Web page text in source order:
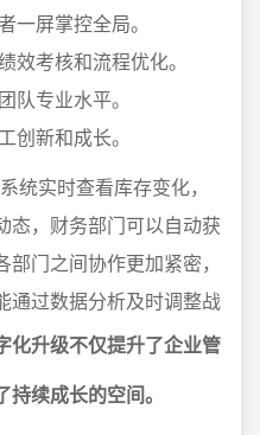
一屏掌控全局。
效考核和流程优化。
队专业水平。
创新和成长。
统实时查看库存变化，
态，财务部门可以自动获
门之间协作更加紧密，
通过数据分析及时调整战
化升级不仅提升了企业管
续成长的空间。